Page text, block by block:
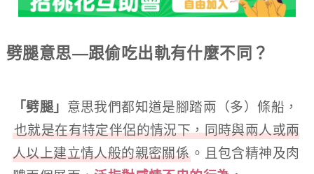
劈腿意思—跟偷吃出軌有什麼不同？
「劈腿」 意思我們都知道是腳踏兩（多）條船，
也就是在有特定伴侶的情況下，同時與兩人或兩
人以上建立情人般的親密關係 。且包含精神及肉